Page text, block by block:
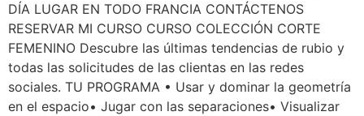
DÍA LUGAR EN TODO FRANCIA CONTÁCTENOS
RESERVAR MI CURSO CURSO COLECCIÓN CORTE
FEMENINO Descubre las últimas tendencias de rubio y
todas las solicitudes de las clientas en las redes
sociales. TU PROGRAMA • Usar y dominar la geometría
en el espacio• Jugar con las separaciones• Visualizar